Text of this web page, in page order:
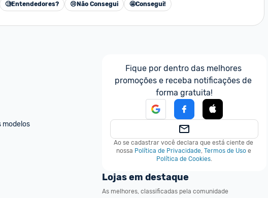
🧐Entendedores? 😢 Não Consegui 🤩Consegui!
modelos
Fique por dentro das melhores
promoções e receba notificações de
forma gratuita!
Ao se cadastrar você declara que está ciente de
nossa Política de Privacidade, Termos de Uso e
Política de Cookies.
Lojas em destaque
As melhores, classificadas pela comunidade